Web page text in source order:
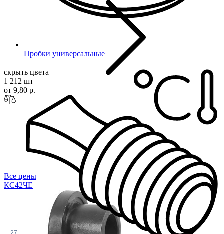
Пробки универсальные
скрыть цвета
1 212 шт
от 9,80 р.
Все цены
КС42ЧЕ